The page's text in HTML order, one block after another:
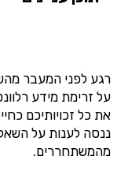
רגע לפני המעבר
על זרימת מידע
את כל זכויותיכם
ננסה לענות על
מהמשתחררים.